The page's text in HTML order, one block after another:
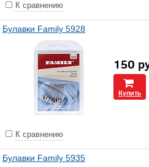
К сравнению
Булавки Family 5928
150
Купить
К сравнению
Булавки Family 5935